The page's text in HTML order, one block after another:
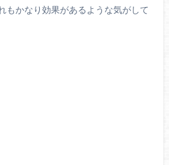
もかなり効果があるような気がして